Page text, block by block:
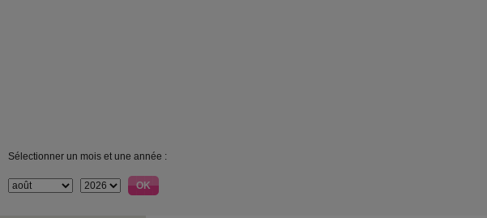
Sélectionner un mois et une année :